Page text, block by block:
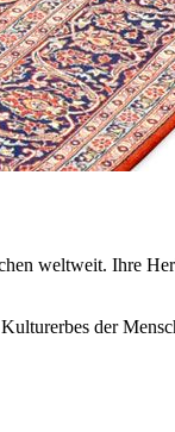
weltweit. Ihre
der